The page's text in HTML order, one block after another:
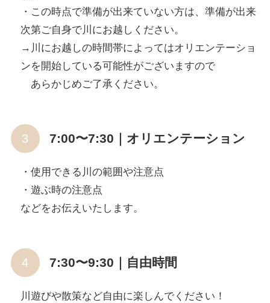
・この時点で準備が出来ていない方は、準備が出来
次第ご自身で川にお越しください。
→川にお越しの時間帯によってはオリエンテーショ
ンを開始している可能性がございますので
あらかじめご了承ください。
7:00〜7:30｜オリエンテーション
・使用できる川の範囲や注意点
・遊ぶ時の注意点
などをお伝えいたします。
7:30〜9:30｜自由時間
川遊びや散策など自由に楽しんでください！